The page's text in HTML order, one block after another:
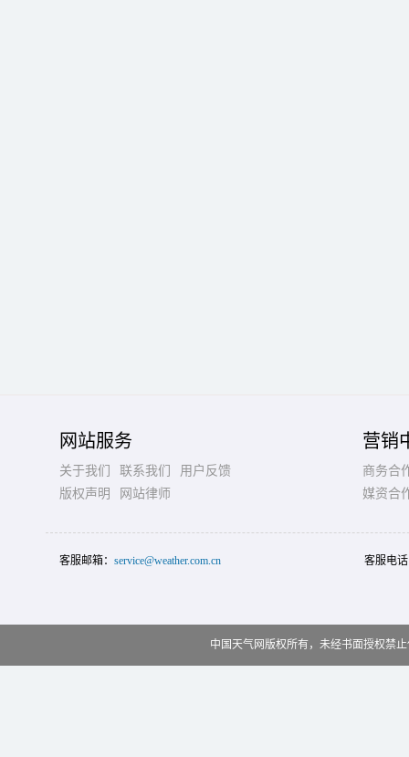
网站服务
关于我们 联系我们
用户反馈
版权声明
网站律师
营销
商务合
媒资合
客服邮箱： service@weather.com.cn 客服电
中国天气网版权所有，未经书面授权